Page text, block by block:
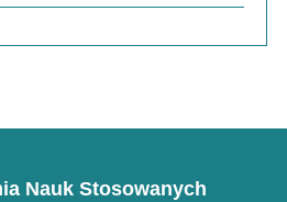
Nauk Stosowanych